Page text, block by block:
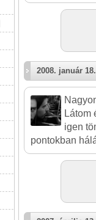
2008. január 18.
Látom
igen
pontokban